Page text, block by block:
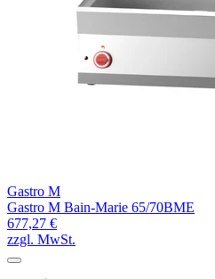
Gastro M
Gastro M Bain-Marie 65/70BME
677,27 €
zzgl. MwSt.